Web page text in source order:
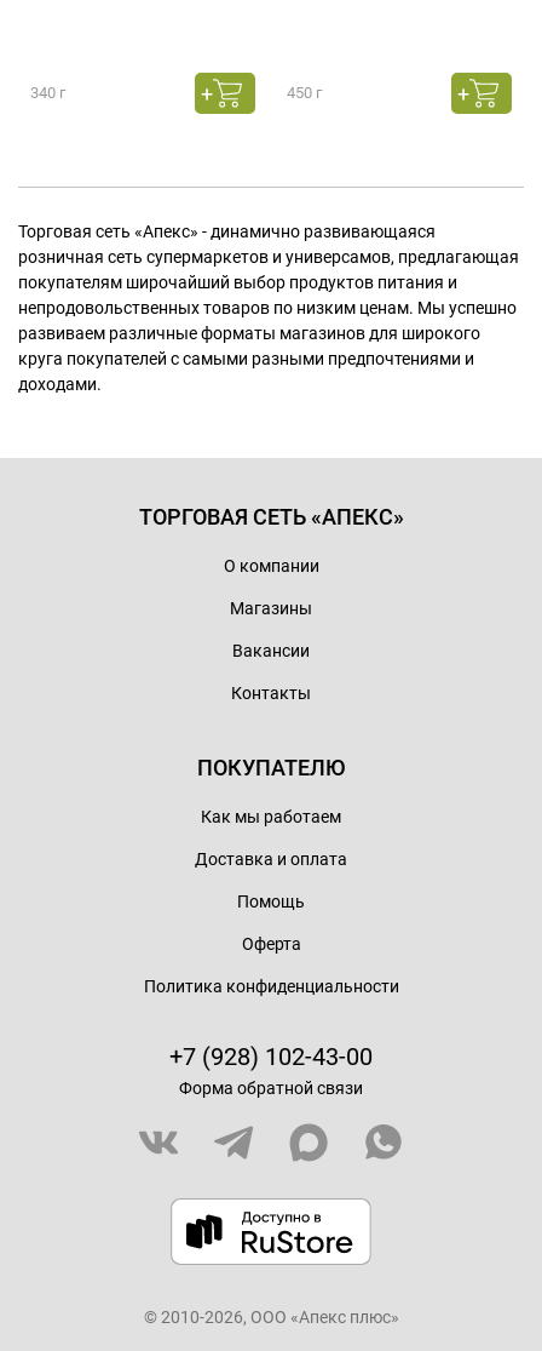
340 г 450 г
Торговая сеть «Апекс» - динамично развивающаяся
розничная сеть супермаркетов и универсамов, предлагающая
покупателям широчайший выбор продуктов питания и
непродовольственных товаров по низким ценам. Мы успешно
развиваем различные форматы магазинов для широкого
круга покупателей с самыми разными предпочтениями и
доходами.
ТОРГОВАЯ СЕТЬ «АПЕКС»
О компании
Магазины
Вакансии
Контакты
ПОКУПАТЕЛЮ
Как мы работаем
Доставка и оплата
Помощь
Оферта
Политика конфиденциальности
+7 (928) 102-43-00
Форма обратной связи
© 2010-2026, ООО «Апекс плюс»